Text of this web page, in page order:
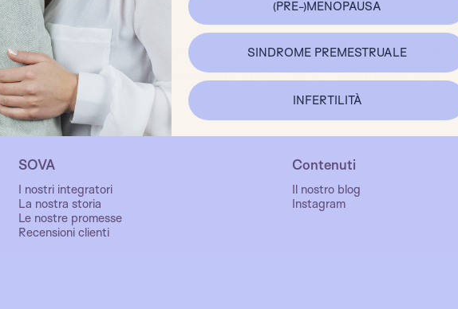
CONSIGLIATI DAGLI ESPERTI
I nostri integratori sono raccomandati da ginecologi,
endocrinologi e dietisti.
SERVIZIO
Hai una domanda?
SOVA
I nostri integratori
La nostra storia
Le nostre promesse
Recensioni clienti
Contenuti
Il nostro blog
Instagram
(PRE-)MENOPAUSA
SINDROME PREMESTRUALE
INFERTILITÀ